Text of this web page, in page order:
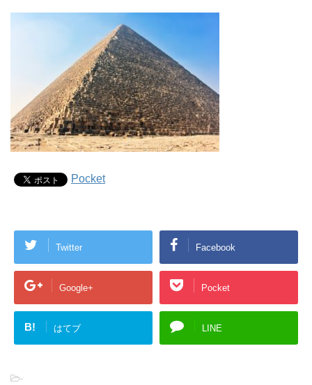
Pocket
Twitter Facebook
Google+ Pocket
B! はてブ LINE
-